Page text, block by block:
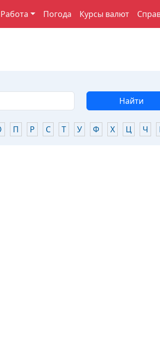
Работа Погода Курсы валют
Найти
П Р С Т У Ф Х Ц Ч